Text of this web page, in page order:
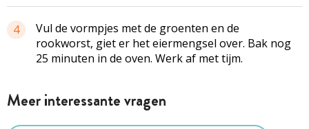
4
Vul de vormpjes met de groenten en de
rookworst, giet er het eiermengsel over. Bak nog
25 minuten in de oven. Werk af met tijm.
Meer interessante vragen